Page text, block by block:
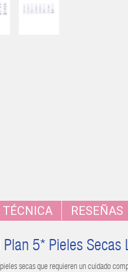
TÉCNICA RESEÑAS
Plan 5* Pieles Secas
secas que requieren un cuidado